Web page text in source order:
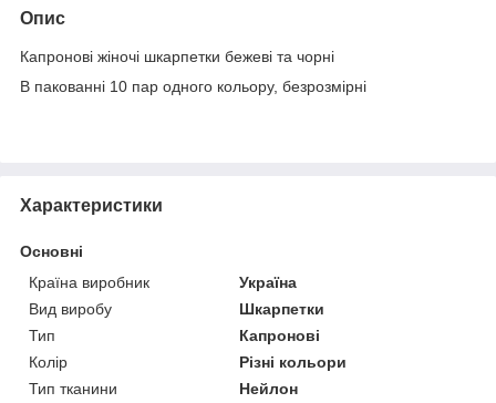
Опис
Капронові жіночі шкарпетки бежеві та чорні
В пакованні 10 пар одного кольору, безрозмірні
Характеристики
Основні
Країна виробник
Україна
Вид виробу
Шкарпетки
Тип
Капронові
Колір
Різні кольори
Тип тканини
Нейлон